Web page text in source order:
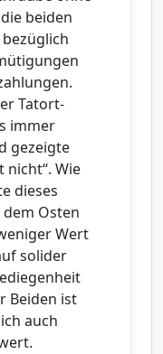
beiden
Tatort-
immer
gezeigte
nicht“. Wie
dieses
Osten
Wert
solider
Beiden ist
auch